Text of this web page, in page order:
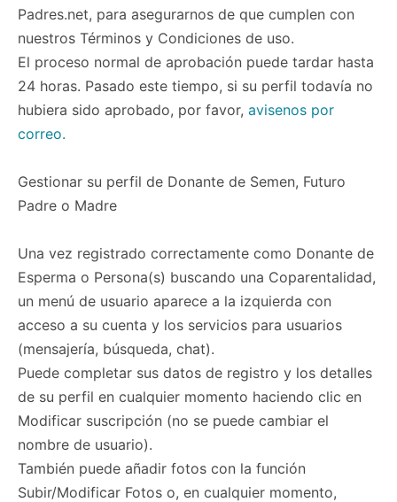
Padres.net, para asegurarnos de que cumplen con
nuestros Términos y Condiciones de uso.
El proceso normal de aprobación puede tardar hasta
24 horas. Pasado este tiempo, si su perfil todavía no
hubiera sido aprobado, por favor, avisenos por
correo.
Gestionar su perfil de Donante de Semen, Futuro
Padre o Madre
Una vez registrado correctamente como Donante de
Esperma o Persona(s) buscando una Coparentalidad,
un menú de usuario aparece a la izquierda con
acceso a su cuenta y los servicios para usuarios
(mensajería, búsqueda, chat).
Puede completar sus datos de registro y los detalles
de su perfil en cualquier momento haciendo clic en
Modificar suscripción (no se puede cambiar el
nombre de usuario).
También puede añadir fotos con la función
Subir/Modificar Fotos o, en cualquier momento,